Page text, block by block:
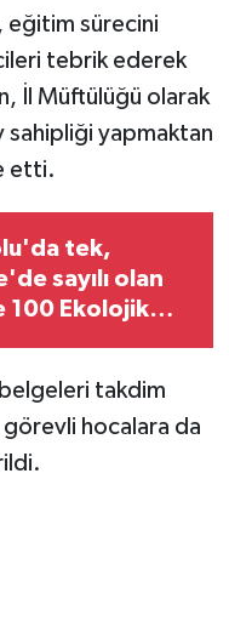
eğitim sürecini
tebrik ederek
İl Müftülüğü olarak
yapmaktan
etti.
tek,
sayılı olan
100 Ekolojik
takdim
hocalara da